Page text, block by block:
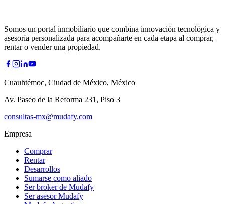
Somos un portal inmobiliario que combina innovación tecnológica y
asesoría personalizada para acompañarte en cada etapa al comprar,
rentar o vender una propiedad.
Cuauhtémoc, Ciudad de México, México
Av. Paseo de la Reforma 231, Piso 3
consultas-mx@mudafy.com
Empresa
Comprar
Rentar
Desarrollos
Sumarse como aliado
Ser broker de Mudafy
Ser asesor Mudafy